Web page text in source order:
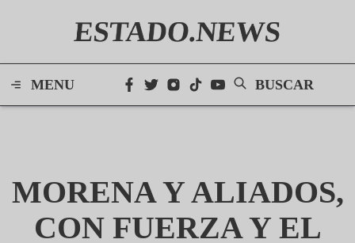
ESTADO.NEWS
MENU BUSCAR
MORENA Y ALIADOS,
CON FUERZA Y EL